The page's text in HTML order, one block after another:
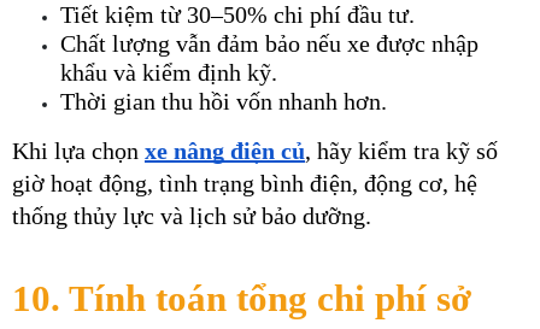
Tiết kiệm từ 30–50% chi phí đầu tư.
Chất lượng vẫn đảm bảo nếu xe được nhập
khẩu và kiểm định kỹ.
Thời gian thu hồi vốn nhanh hơn.
Khi lựa chọn xe nâng điện củ, hãy kiểm tra kỹ số
giờ hoạt động, tình trạng bình điện, động cơ, hệ
thống thủy lực và lịch sử bảo dưỡng.
10. Tính toán tổng chi phí sở